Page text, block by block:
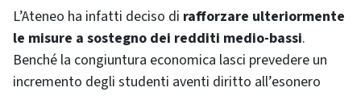
L’Ateneo ha infatti deciso di rafforzare ulteriormente
le misure a sostegno dei redditi medio-bassi.
Benché la congiuntura economica lasci prevedere un
incremento degli studenti aventi diritto all’esonero